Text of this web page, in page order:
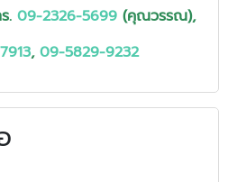
. 09-2326-5699 (คุณวรรณ),
, 09-5829-9232